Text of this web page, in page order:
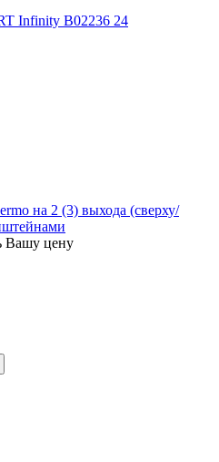
Infinity B02236 24
на 2 (3) выхода (сверху/
Вашу цену